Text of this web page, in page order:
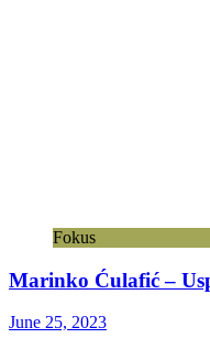
Fokus
Marinko Ćulafić –
June 25, 2023